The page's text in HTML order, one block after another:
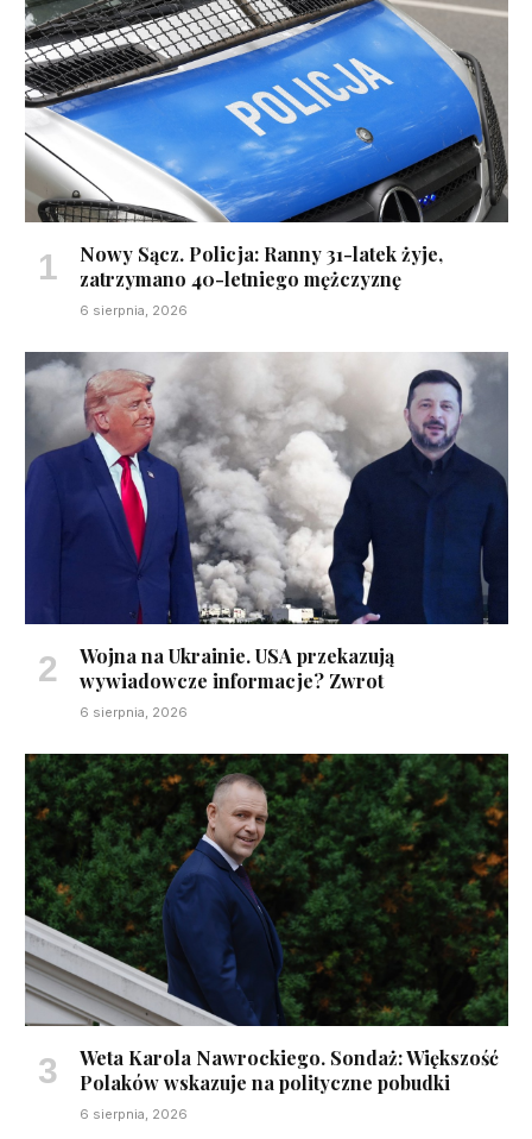
Nowy Sącz. Policja: Ranny 31-latek żyje,
zatrzymano 40-letniego mężczyznę
6 sierpnia, 2026
Wojna na Ukrainie. USA przekazują
wywiadowcze informacje? Zwrot
6 sierpnia, 2026
Weta Karola Nawrockiego. Sondaż: Większość
Polaków wskazuje na polityczne pobudki
6 sierpnia, 2026